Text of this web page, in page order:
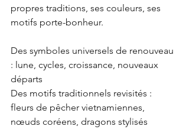
propres traditions, ses couleurs, ses
motifs porte-bonheur.
Des symboles universels de renouveau
: lune, cycles, croissance, nouveaux
départs
Des motifs traditionnels revisités :
fleurs de pêcher vietnamiennes,
nœuds coréens, dragons stylisés